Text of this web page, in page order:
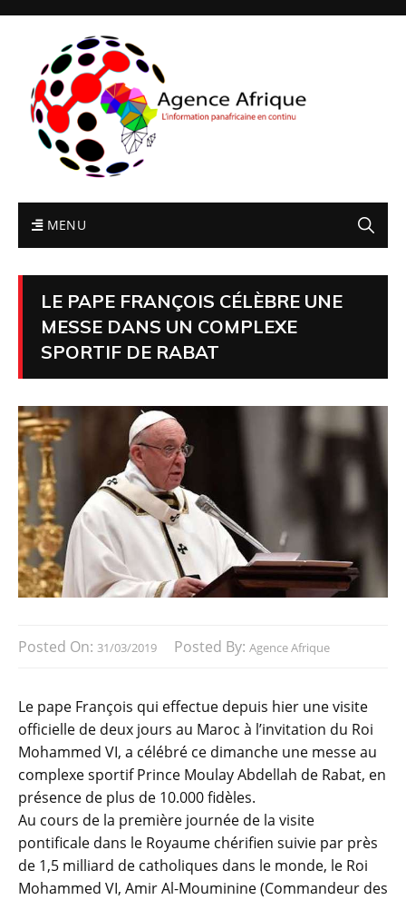
MENU
LE PAPE FRANÇOIS CÉLÈBRE UNE
MESSE DANS UN COMPLEXE
SPORTIF DE RABAT
Posted On: 31/03/2019 Posted By: Agence Afrique
Le pape François qui effectue depuis hier une visite
officielle de deux jours au Maroc à l’invitation du Roi
Mohammed VI, a célébré ce dimanche une messe au
complexe sportif Prince Moulay Abdellah de Rabat, en
présence de plus de 10.000 fidèles.
Au cours de la première journée de la visite
pontificale dans le Royaume chérifien suivie par près
de 1,5 milliard de catholiques dans le monde, le Roi
Mohammed VI, Amir Al-Mouminine (Commandeur des